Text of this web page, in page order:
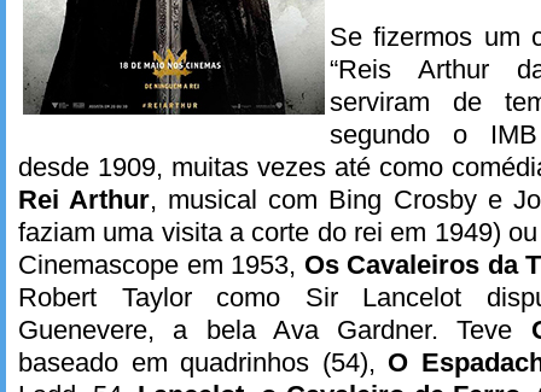
Se fizermos um
“Reis Arthur
serviram de
segundo o
desde 1909, muitas vezes até como
Rei Arthur, musical com Bing Crosby e
faziam uma visita a corte do rei em 1949)
Cinemascope em 1953, Os Cavaleiros da
Robert Taylor como Sir Lancelot
Guenevere, a bela Ava Gardner. Teve
baseado em quadrinhos (54), O